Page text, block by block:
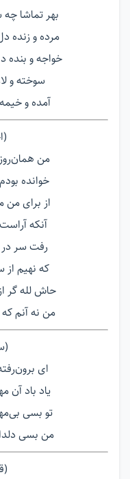
بهر تماشا
مرده و زنده
خواجه و بنده
سوخته و
آمده و
من
خوانده
از برای
آنکه
رفت سر در
که نهیم از
حاش لله گر
من نه آنم
ای
یاد باد آن
تو بسی
من بسی